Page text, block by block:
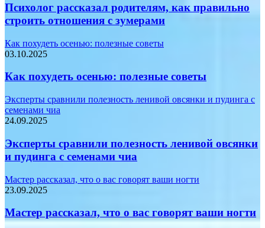
Психолог рассказал родителям, как правильно
строить отношения с зумерами
Как похудеть осенью: полезные советы
03.10.2025
Как похудеть осенью: полезные советы
Эксперты сравнили полезность ленивой овсянки и пудинга с
семенами чиа
24.09.2025
Эксперты сравнили полезность ленивой овсянки
и пудинга с семенами чиа
Мастер рассказал, что о вас говорят ваши ногти
23.09.2025
Мастер рассказал, что о вас говорят ваши ногти